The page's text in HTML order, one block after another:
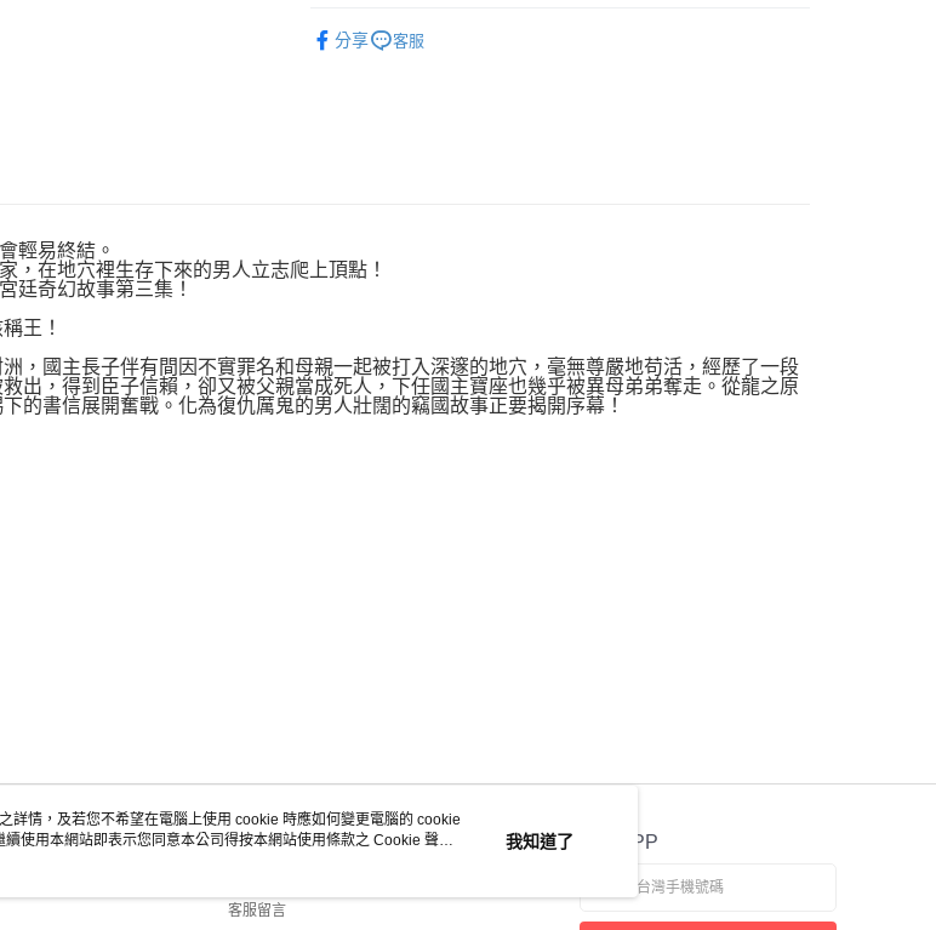
４．使用「AFTEE先享後付」時，將依據個別帳號之用戶狀況，依本公司
動。
每筆NT$80，滿NT$500(含以上)免運費
每筆NT$100，滿NT$800(含以上)免運費
分享
客服
輕易終結。
，在地穴裡生存下來的男人立志爬上頂點！
廷奇幻故事第三集！
王！
，國主長子伴有間因不實罪名和母親一起被打入深邃的地穴，毫無尊嚴地苟活，經歷了一段
出，得到臣子信賴，卻又被父親當成死人，下任國主寶座也幾乎被異母弟弟奪走。從龍之原
的書信展開奮戰。化為復仇厲鬼的男人壯闊的竊國故事正要揭開序幕！
客服資訊
客服留言
官方APP
詳情，及若您不希望在電腦上使用 cookie 時應如何變更電腦的 cookie
續使用本網站即表示您同意本公司得按本網站使用條款之 Cookie 聲明
我知道了